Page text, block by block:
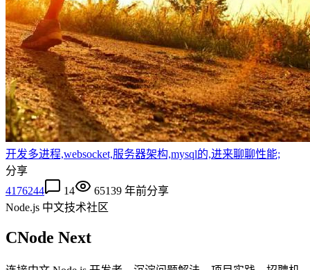
开发多进程,websocket,服务器架构,mysql的,进来聊聊性能;
分享
4176244
14 65139 年前分享
Node.js 中文技术社区
CNode Next